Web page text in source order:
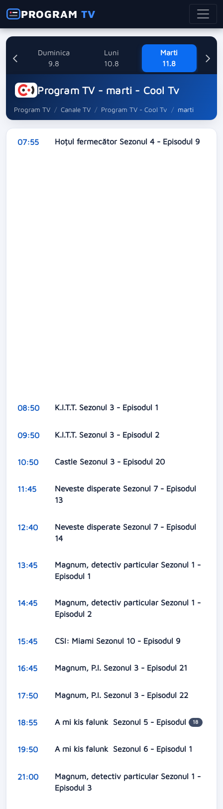
PROGRAMTV
Duminica
9.8
Luni
10.8
Marti
11.8
Program TV - marti - Cool Tv
Program TV Canale TV Program TV - Cool Tv marti
07:55 Hoțul fermecător Sezonul 4 - Episodul 9
08:50 K.I.T.T. Sezonul 3 - Episodul 1
09:50 K.I.T.T. Sezonul 3 - Episodul 2
10:50 Castle Sezonul 3 - Episodul 20
11:45
Neveste disperate Sezonul 7 - Episodul
13
12:40
Neveste disperate Sezonul 7 - Episodul
14
13:45
Magnum, detectiv particular Sezonul 1 -
Episodul 1
14:45
Magnum, detectiv particular Sezonul 1 -
Episodul 2
15:45 CSI: Miami Sezonul 10 - Episodul 9
16:45 Magnum, P.I. Sezonul 3 - Episodul 21
17:50 Magnum, P.I. Sezonul 3 - Episodul 22
18:55 A mi kis falunk Sezonul 5 - Episodul 18
19:50 A mi kis falunk Sezonul 6 - Episodul 1
21:00
Magnum, detectiv particular Sezonul 1 -
Episodul 3